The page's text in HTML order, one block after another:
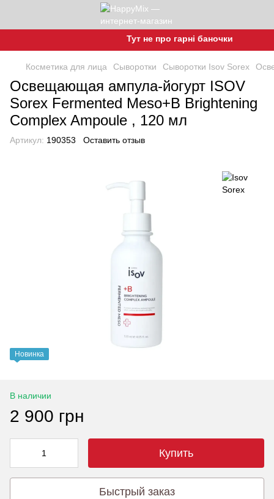
Тут не про гарні баночки, а про
Косметика для лица Сыворотки Сыворотки Isov Sorex
Освещающая ампула-йогурт ISOV
Sorex Fermented Meso+B Brightening
Complex Ampoule , 120 мл
Артикул: 190353 Оставить отзыв
Новинка
В наличии
2 900 грн
Купить
Быстрый заказ